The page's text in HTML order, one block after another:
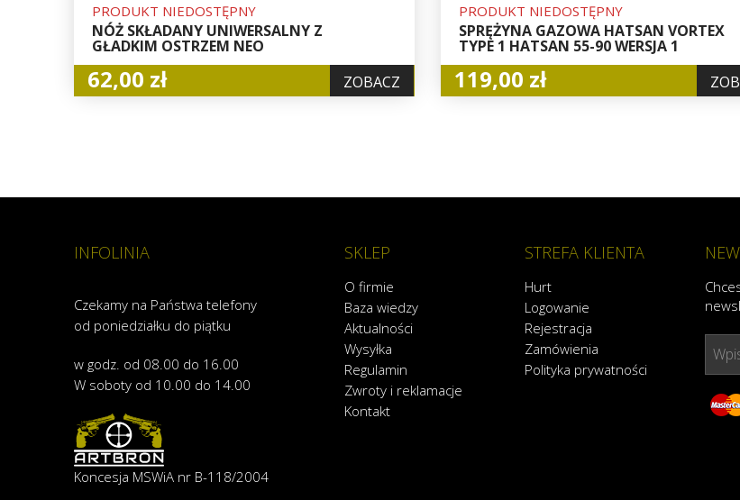
PRODUKT NIEDOSTĘPNY
NÓŻ SKŁADANY UNIWERSALNY Z
GŁADKIM OSTRZEM NEO
62,00 zł ZOBACZ
PRODUKT NIEDOSTĘPNY
SPRĘŻYNA GAZOWA HATSAN VORTEX
TYPE 1 HATSAN 55-90 WERSJA 1
119,00 zł
INFOLINIA
Czekamy na Państwa telefony
od poniedziałku do piątku
w godz. od 08.00 do 16.00
W soboty od 10.00 do 14.00
Koncesja MSWiA nr B-118/2004
SKLEP
O firmie
Baza wiedzy
Aktualności
Wysyłka
Regulamin
Zwroty i reklamacje
Kontakt
STREFA KLIENTA
Hurt
Logowanie
Rejestracja
Zamówienia
Polityka prywatności